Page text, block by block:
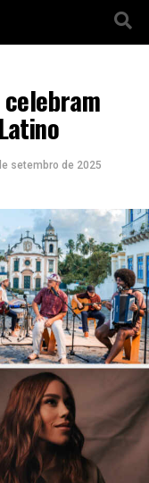
setembro de 2025